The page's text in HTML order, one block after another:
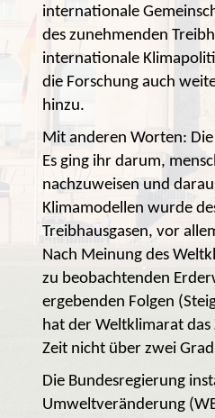
internationale
des zunehmenden
internationale
die Forschung auch
hinzu.
Mit anderen Worten:
Es ging ihr darum,
nachzuweisen und
Klimamodellen wurde
Treibhausgasen, vor
Nach Meinung des
zu beobachtenden
ergebenden Folgen
hat der Weltklimarat
Zeit nicht über zwei
Die Bundesregierung
Umweltveränderung